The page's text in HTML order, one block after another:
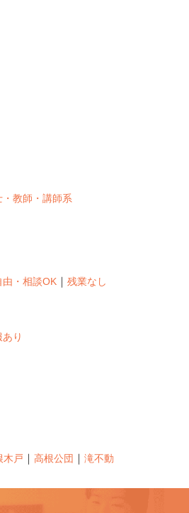
・教師・講師系
由・相談OK 残業なし
り
木戸 高根公団 滝不動